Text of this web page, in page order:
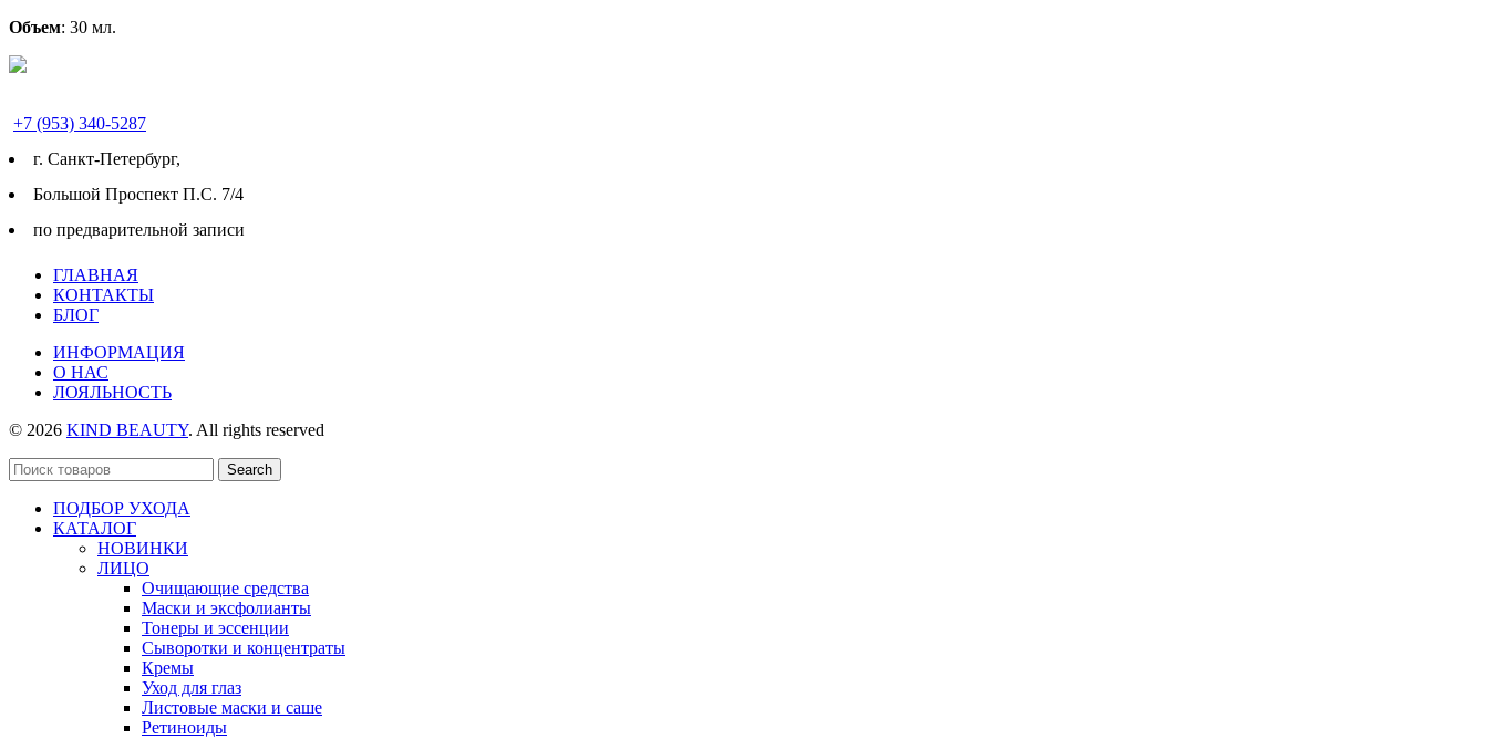
Объем: 30 мл.
+7 (953) 340-5287
г. Cанкт-Петербург,
Большой Проспект П.С. 7/4
по предварительной записи
ГЛАВНАЯ
КОНТАКТЫ
БЛОГ
ИНФОРМАЦИЯ
О НАС
ЛОЯЛЬНОСТЬ
© 2026 KIND BEAUTY. All rights reserved
Search
ПОДБОР УХОДА
КАТАЛОГ
НОВИНКИ
ЛИЦО
Очищающие средства
Маски и эксфолианты
Тонеры и эссенции
Сыворотки и концентраты
Кремы
Уход для глаз
Листовые маски и саше
Ретиноиды